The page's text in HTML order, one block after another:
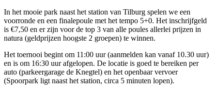
In het mooie park naast het station van Tilburg spelen we een
voorronde en een finalepoule met het tempo 5+0. Het inschrijfgeld
is €7,50 en er zijn voor de top 3 van alle poules allerlei prijzen in
natura (geldprijzen hoogste 2 groepen) te winnen.
Het toernooi begint om 11:00 uur (aanmelden kan vanaf 10.30 uur)
en is om 16:30 uur afgelopen. De locatie is goed te bereiken per
auto (parkeergarage de Knegtel) en het openbaar vervoer
(Spoorpark ligt naast het station, circa 5 minuten lopen).